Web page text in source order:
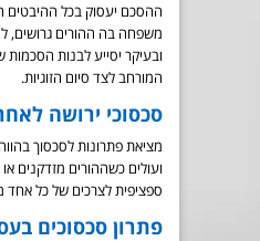
ההסכם יעסוק בכל ההיבטים
משפחה בה ההורים גרושים,
ובעיקר יסייע לבנות
המורחב לצד סיום הזוגיות.
סכסוכי ירושה
מציאת פתרונות לסכסוך
ועולים כשההורים מזדקנים
ספציפית לצרכים של כל אחד
פתרון סכסוכים